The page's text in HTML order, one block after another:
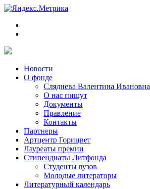
Новости
О фонде
Сляднева Валентина Ивановна
О нас пишут
Документы
Правление
Контакты
Партнеры
Артцентр Горицвет
Лауреаты премии
Стипендиаты Литфонда
Студенты вузов
Молодые литераторы
Литературный календарь